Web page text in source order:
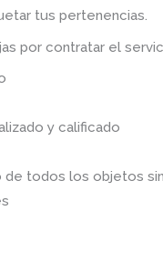
tus pertenencias.
por contratar el
y calificado
de todos los objetos